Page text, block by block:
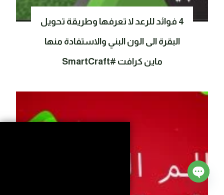
4 فوائد للرعد لا تعرفها وطريقة تحويل
البقرة الى الون البني والاستفادة منها
ماين كرافت #SmartCraft